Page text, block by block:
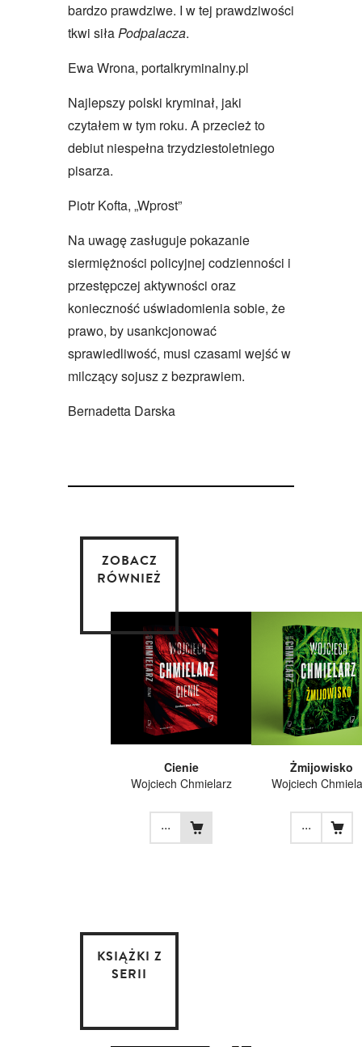
bardzo prawdziwe. I w tej prawdziwości
tkwi siłaPodpalacza.
Ewa Wrona, portalkryminalny.pl
Najlepszy polski kryminał, jaki
czytałem w tym roku. A przecież to
debiut niespełna trzydziestoletniego
pisarza.
Piotr Kofta, „Wprost”
Na uwagę zasługuje pokazanie
siermiężności policyjnej codzienności i
przestępczej aktywności oraz
konieczność uświadomienia sobie, że
prawo, by usankcjonować
sprawiedliwość, musi czasami wejść w
milczący sojusz z bezprawiem.
Bernadetta Darska
ZOBACZ
RÓWNIEŻ
Cienie
Wojciech Chmielarz
...
Żmijowisko
Wojciech
...
KSIĄŻKI Z
SERII